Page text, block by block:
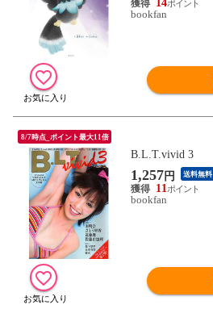
14
bookfan
8/7時点_ポイント最大11倍
B.L.T.vivid 3
1,257 円 送料無料
11
bookfan